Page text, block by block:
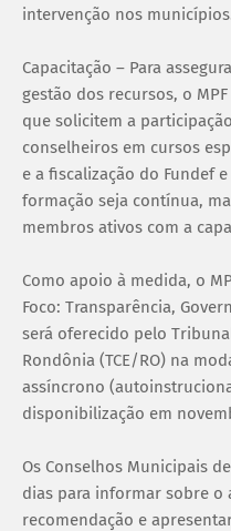
intervenção nos
Capacitação – Para
gestão dos recursos, o
que solicitem a
conselheiros em cursos
e a fiscalização do Fundef
formação seja contínua,
membros ativos com a
Como apoio à medida, o
Foco: Transparência,
será oferecido pelo
Rondônia (TCE/RO) na
assíncrono
disponibilização em
Os Conselhos Municipais
dias para informar sobre o
recomendação e